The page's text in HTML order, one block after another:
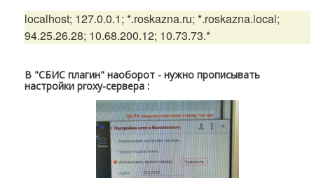
localhost; 127.0.0.1; *.roskazna.ru; *.roskazna.local;
94.25.26.28; 10.68.200.12; 10.73.73.*
В "СБИС плагин" наоборот - нужно прописывать
настройки proxy-сервера :